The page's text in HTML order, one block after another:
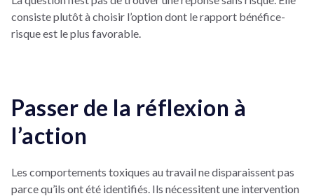
consiste plutôt à choisir l’option dont le rapport bénéfice-
risque est le plus favorable.
Passer de la réflexion à
l’action
Les comportements toxiques au travail ne disparaissent pas
parce qu’ils ont été identifiés. Ils nécessitent une intervention